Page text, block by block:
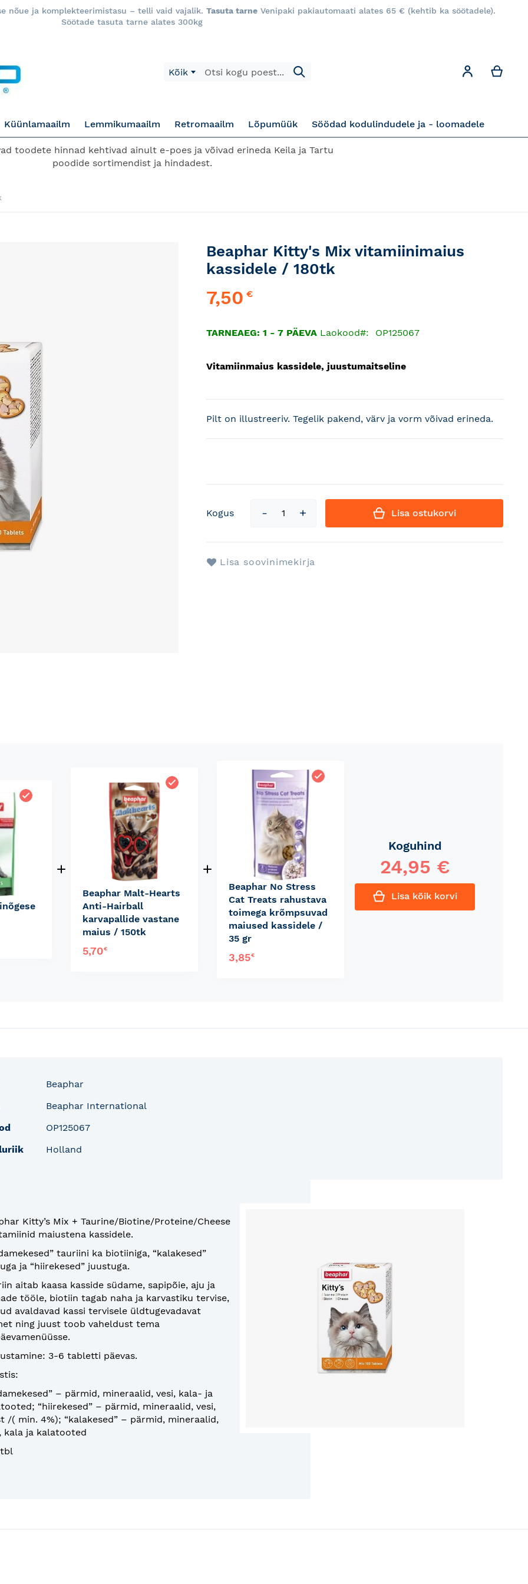
nõue ja komplekteerimistasu – telli vaid vajalik. Tasuta tarne Venipaki pakiautomaati alates 65 € (kehtib ka söötadele).
Söötade tasuta tarne alates 300kg
Kõik
Otsi
Otsi
Minu konto
Küünlamaailm Lemmikumaailm Retromaailm Lõpumüük Söödad kodulindudele ja - loomadele
toodete hinnad kehtivad ainult e-poes ja võivad erineda Keila ja Tartu
poodide sortimendist ja hindadest.
Beaphar Kitty's Mix vitamiinimaius
kassidele / 180tk
7,50€
TARNEAEG: 1 - 7 PÄEVA Laokood OP125067
Vitamiinmaius kassidele, juustumaitseline
Pilt on illustreeriv. Tegelik pakend, värv ja vorm võivad erineda.
Kogus Lisa ostukorvi
Lisa soovinimekirja
Beaphar Malt-Hearts
Anti-Hairball
karvapallide vastane
maius / 150tk
5,70
€
Beaphar No Stress
Cat Treats rahustava
toimega krõmpsuvad
maiused kassidele /
35 gr
3,85
€
Lisa kõik korvi
Koguhind
24,95 €
Beaphar
Beaphar International
OP125067
Holland
Kitty’s Mix + Taurine/Biotine/Proteine/Cheese
maiustena kassidele.
tauriini ka biotiiniga, “kalakesed”
ja “hiirekesed” juustuga.
aitab kaasa kasside südame, sapipõie, aju ja
tööle, biotiin tagab naha ja karvastiku tervise,
avaldavad kassi tervisele üldtugevadavat
ning juust toob vaheldust tema
3-6 tabletti päevas.
– pärmid, mineraalid, vesi, kala- ja
“hiirekesed” – pärmid, mineraalid, vesi,
/( min. 4%); “kalakesed” – pärmid, mineraalid,
kala ja kalatooted
tbl